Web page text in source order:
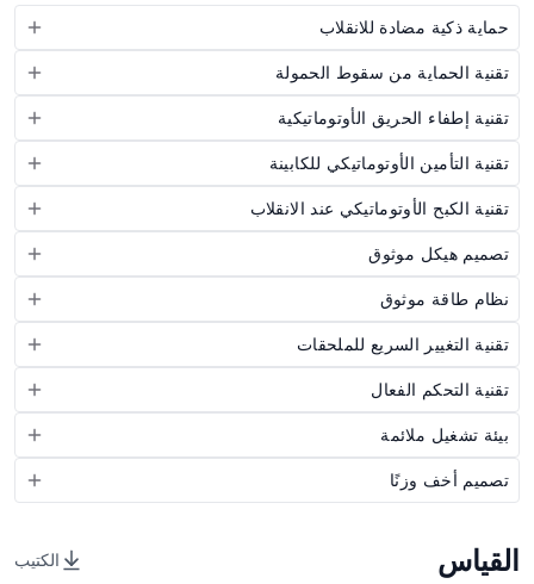
حماية ذكية مضادة للانقلاب
تقنية الحماية من سقوط الحمولة
تقنية إطفاء الحريق الأوتوماتيكية
تقنية التأمين الأوتوماتيكي للكابينة
تقنية الكبح الأوتوماتيكي عند الانقلاب
تصميم هيكل موثوق
نظام طاقة موثوق
تقنية التغيير السريع للملحقات
تقنية التحكم الفعال
بيئة تشغيل ملائمة
تصميم أخف وزنًا
القياس الكتيب